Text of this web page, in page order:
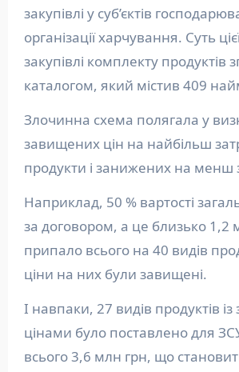
закупівлі у суб’єктів
організації харчування. Суть
закупівлі комплекту продуктів
каталогом, який містив 409
Злочинна схема полягала у
завищених цін на найбільш
продукти і занижених на менш
Наприклад, 50 % вартості
за договором, а це близько 1,2
припало всього на 40 видів
ціни на них були завищені.
І навпаки, 27 видів продуктів
цінами було поставлено для
всього 3,6 млн грн, що